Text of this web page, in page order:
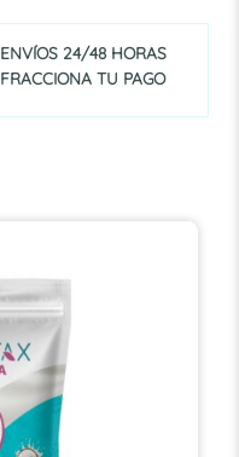
ENVÍOS 24/48 HORAS
FRACCIONA TU PAGO